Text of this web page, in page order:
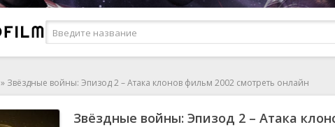
» Звёздные войны: Эпизод 2 – Атака клонов фильм 2002 смотреть онлайн
Звёздные войны: Эпизод 2 – Атака